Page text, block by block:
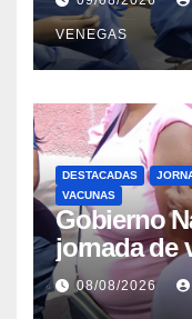
beneficiar
VENEGAS
DESTACADAS
VACUNAS
Gobierno
jornada de
Guaira
08/08/2026